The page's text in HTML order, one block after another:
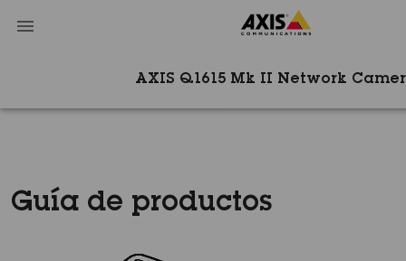
AXIS Q1615 Mk II Network
Guía de productos